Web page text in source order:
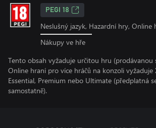
PEGI 18
Neslušný jazyk, Hazardní hry, Online
Nákupy ve hře
Tento obsah vyžaduje určitou hru (prodávanou
Online hraní pro více hráčů na konzoli vyžaduje
Essential, Premium nebo Ultimate (předplatná
samostatně).